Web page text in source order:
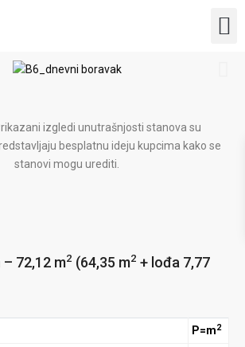
izgledi unutrašnjosti stanova su
besplatnu ideju kupcima kako se
stanovi mogu urediti.
72,12 m2 (64,35 m2 + lođa 7,77
P=m2